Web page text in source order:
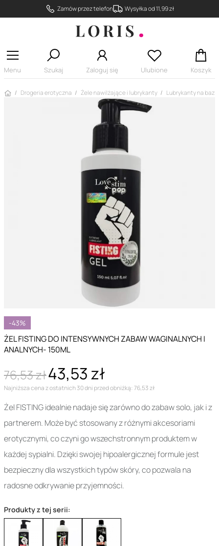
Zamów przez telefon Wysyłka od 11,99 zł
Menu Szukaj Zaloguj się Ulubione Koszyk
Strona główna
Drogeria erotyczna Żele nawilżające i lubrykanty Lubrykanty na
-43%
ŻEL FISTING DO INTENSYWNYCH ZABAW WAGINALNYCH I
ANALNYCH- 150ML
76,53 zł43,53 zł
Najniższa cena z ostatnich 30 dni przed obniżką: 76,53 zł
Żel FISTING idealnie nadaje się zarówno do zabaw solo, jak i z
partnerem. Może być stosowany z różnymi akcesoriami
erotycznymi, co czyni go wszechstronnym produktem w
każdej sypialni. Dzięki swojej hipoalergicznej formule jest
bezpieczny dla wszystkich typów skóry, co pozwala na
radosne odkrywanie przyjemności.
Produkty z tej serii: